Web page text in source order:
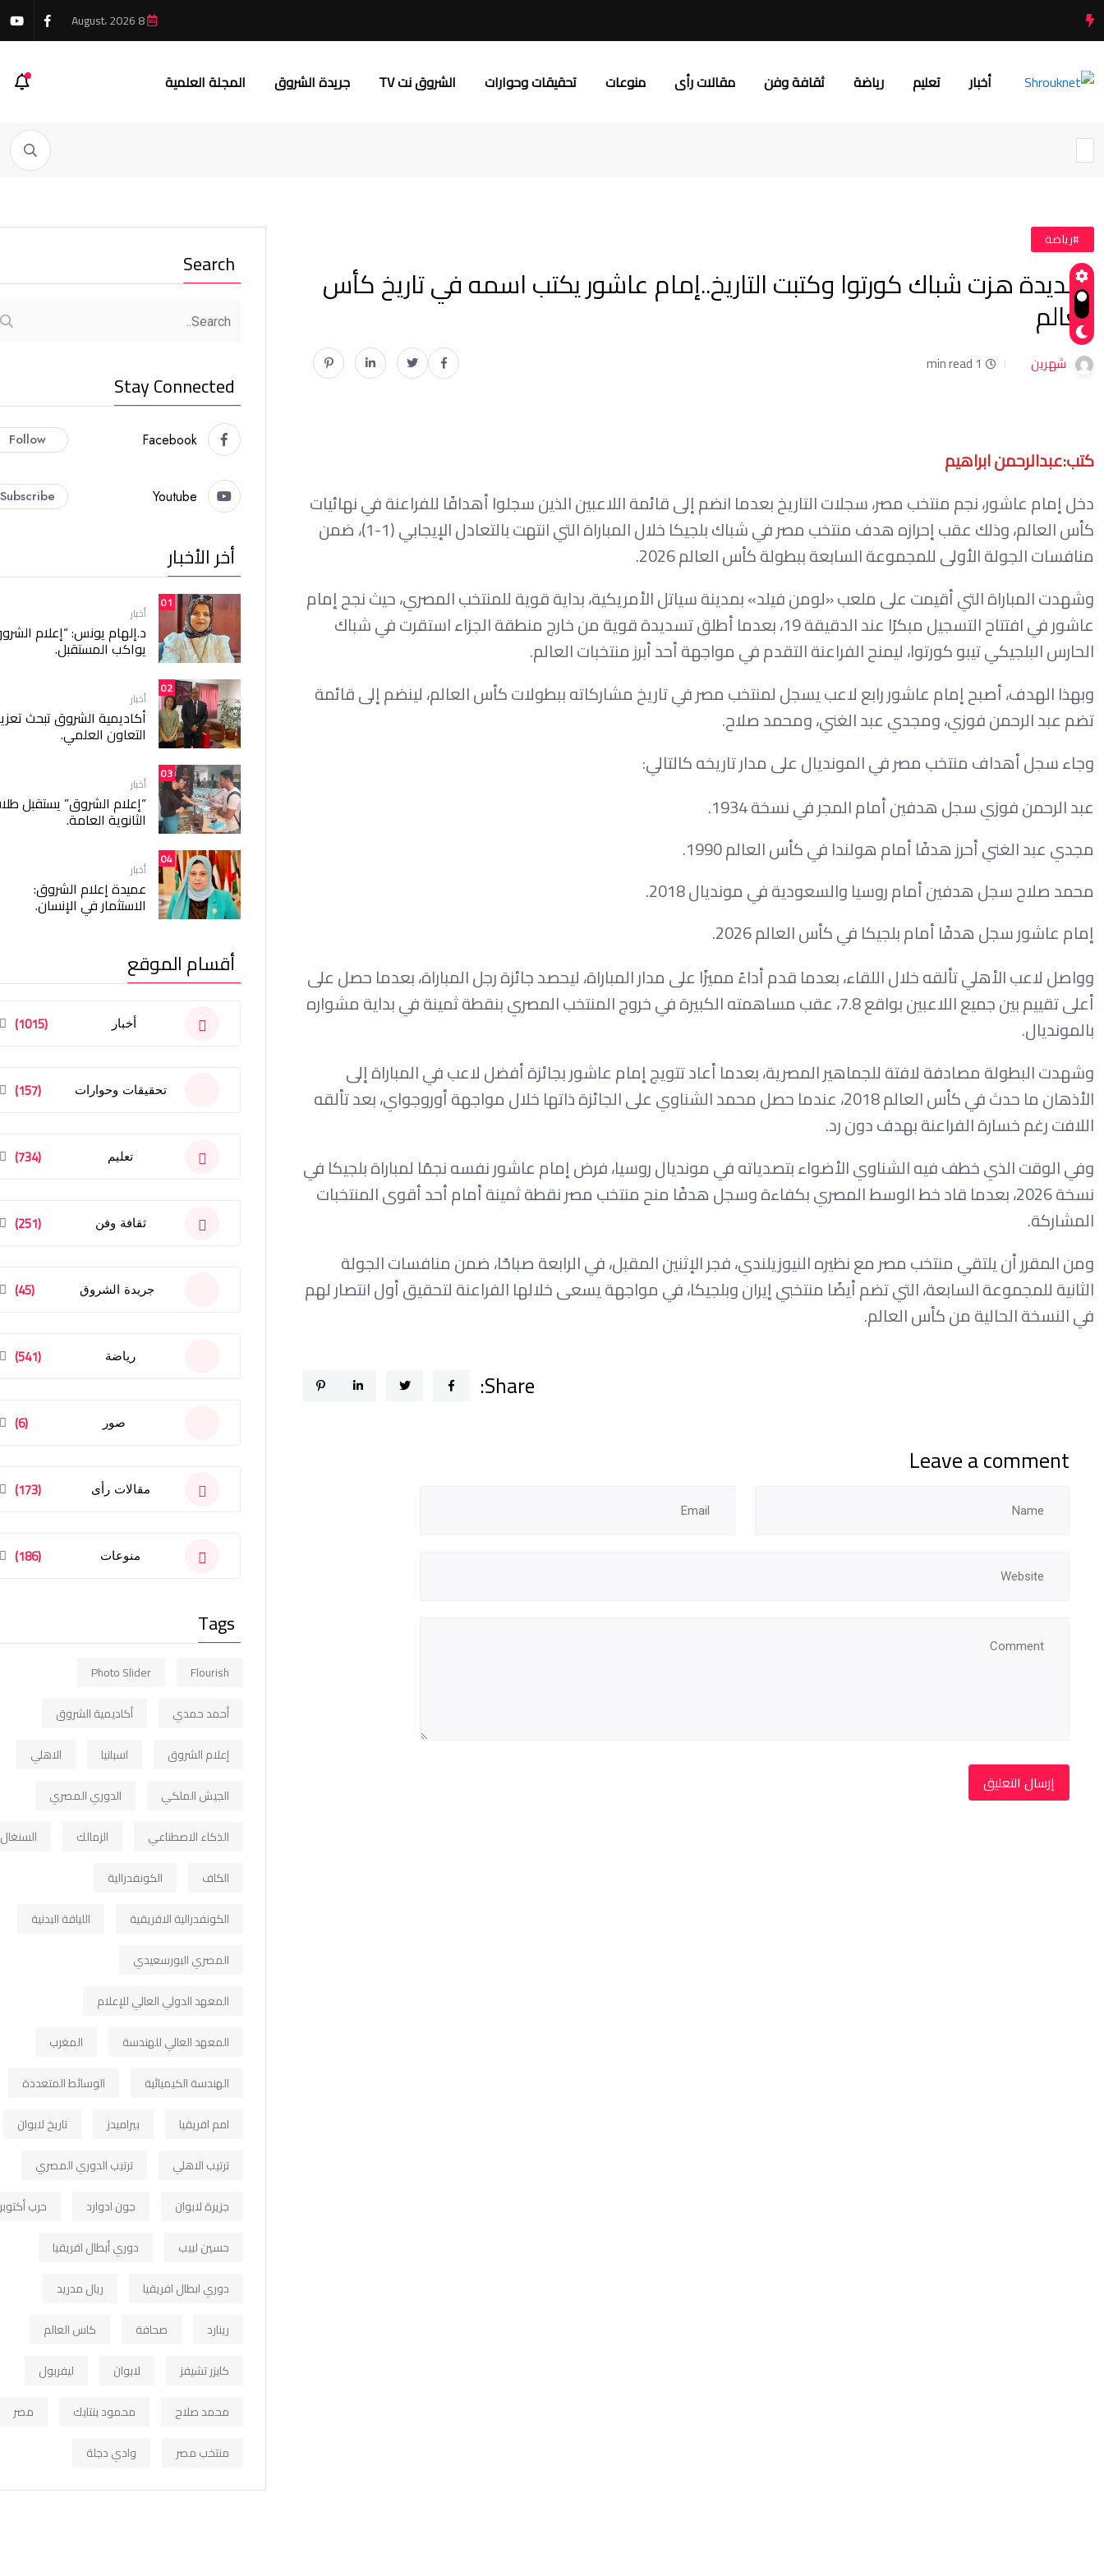
أخبار تعليم رياضة ثقافة وفن مقالات رأى منوعات تحقيقات وحوارات الشروق نت TV جريدة الشروق المجلة العلمية
#رياضة
تسديدة هزت شباك كورتوا وكتبت التاريخ..إمام عاشور يكتب اسمه في تاريخ كأس
العالم
شهرين 1 min read
كتب:عبدالرحمن ابراهيم
دخل إمام عاشور، نجم منتخب مصر، سجلات التاريخ بعدما انضم إلى قائمة اللاعبين الذين سجلوا أهدافًا للفراعنة في نهائيات
كأس العالم، وذلك عقب إحرازه هدف منتخب مصر في شباك بلجيكا خلال المباراة التي انتهت بالتعادل الإيجابي (1-1)، ضمن
منافسات الجولة الأولى للمجموعة السابعة ببطولة كأس العالم 2026.
وشهدت المباراة التي أقيمت على ملعب «لومن فيلد» بمدينة سياتل الأمريكية، بداية قوية للمنتخب المصري، حيث نجح إمام
عاشور في افتتاح التسجيل مبكرًا عند الدقيقة 19، بعدما أطلق تسديدة قوية من خارج منطقة الجزاء استقرت في شباك
الحارس البلجيكي تيبو كورتوا، ليمنح الفراعنة التقدم في مواجهة أحد أبرز منتخبات العالم.
وبهذا الهدف، أصبح إمام عاشور رابع لاعب يسجل لمنتخب مصر في تاريخ مشاركاته ببطولات كأس العالم، لينضم إلى قائمة
تضم عبد الرحمن فوزي، ومجدي عبد الغني، ومحمد صلاح.
وجاء سجل أهداف منتخب مصر في المونديال على مدار تاريخه كالتالي:
عبد الرحمن فوزي سجل هدفين أمام المجر في نسخة 1934.
مجدي عبد الغني أحرز هدفًا أمام هولندا في كأس العالم 1990.
محمد صلاح سجل هدفين أمام روسيا والسعودية في مونديال 2018.
إمام عاشور سجل هدفًا أمام بلجيكا في كأس العالم 2026.
وواصل لاعب الأهلي تألقه خلال اللقاء، بعدما قدم أداءً مميزًا على مدار المباراة، ليحصد جائزة رجل المباراة، بعدما حصل على
أعلى تقييم بين جميع اللاعبين بواقع 7.8، عقب مساهمته الكبيرة في خروج المنتخب المصري بنقطة ثمينة في بداية مشواره
بالمونديال.
وشهدت البطولة مصادفة لافتة للجماهير المصرية، بعدما أعاد تتويج إمام عاشور بجائزة أفضل لاعب في المباراة إلى
الأذهان ما حدث في كأس العالم 2018، عندما حصل محمد الشناوي على الجائزة ذاتها خلال مواجهة أوروجواي، بعد تألقه
اللافت رغم خسارة الفراعنة بهدف دون رد.
وفي الوقت الذي خطف فيه الشناوي الأضواء بتصدياته في مونديال روسيا، فرض إمام عاشور نفسه نجمًا لمباراة بلجيكا في
نسخة 2026، بعدما قاد خط الوسط المصري بكفاءة وسجل هدفًا منح منتخب مصر نقطة ثمينة أمام أحد أقوى المنتخبات
المشاركة.
ومن المقرر أن يلتقي منتخب مصر مع نظيره النيوزيلندي، فجر الإثنين المقبل، في الرابعة صباحًا، ضمن منافسات الجولة
الثانية للمجموعة السابعة، التي تضم أيضًا منتخبي إيران وبلجيكا، في مواجهة يسعى خلالها الفراعنة لتحقيق أول انتصار لهم
في النسخة الحالية من كأس العالم.
Share:
Leave a comment
Search
Stay Connected
Facebook
Follow
Youtube
Subscribe
أخر الأخبار
01
أخبار
د.إلهام يونس: “إعلام
يواكب المستقبل.
02
أخبار
أكاديمية الشروق تبحث
التعاون العلمي.
03
أخبار
“إعلام الشروق” يستقبل
الثانوية العامة.
04
أخبار
عميدة إعلام الشروق:
الاستثمار في الإنسان.
أقسام الموقع
أخبار (1015)
تحقيقات وحوارات (157)
تعليم (734)
ثقافة وفن (251)
جريدة الشروق (45)
رياضة (541)
صور (6)
مقالات رأى (173)
منوعات (186)
Tags
Flourish
Photo Slider
أحمد حمدي
أكاديمية الشروق
إعلام الشروق
اسبانيا
الاهلي
الجيش الملكي
الدوري المصري
الذكاء الاصطناعي
الزمالك
السنغال
الكاف
الكونفدرالية
الكونفدرالية الافريقية
اللياقة البدنية
المصري البورسعيدي
المعهد الدولي العالي للإعلام
المعهد العالي للهندسة
المغرب
الهندسة الكيميائية
الوسائط المتعددة
امم افريقيا
بيراميدز
تاريخ لابوان
ترتيب الاهلي
ترتيب الدوري المصري
جزيرة لابوان
جون ادوارد
حرب أكتوبر
حسين لبيب
دوري أبطال افريقيا
دوري ابطال افريقيا
ريال مدريد
رينارد
صحافة
كاس العالم
كايزر تشيفز
لابوان
ليفربول
محمد صلاح
محمود بنتايك
مصر
منتخب مصر
وادي دجلة